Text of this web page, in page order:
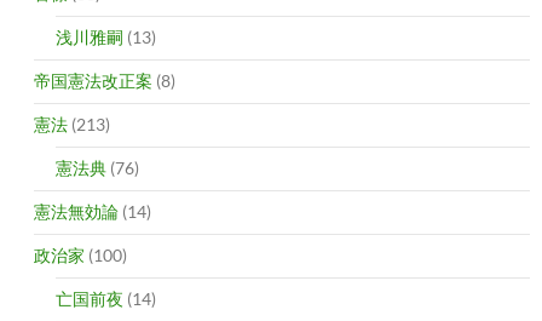
浅川雅嗣 (13)
帝国憲法改正案 (8)
憲法 (213)
憲法典 (76)
憲法無効論 (14)
政治家 (100)
亡国前夜 (14)